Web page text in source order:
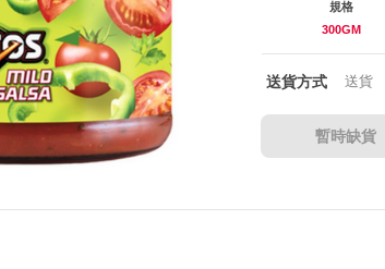
規格
300GM
送貨方式 送貨
暫時缺貨